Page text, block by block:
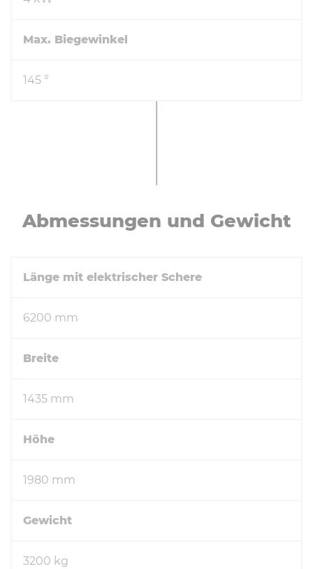
Max. Biegewinkel
145 °
Ab­mes­sun­gen und Gewicht
Länge mit elektrischer Schere
6200 mm
Breite
1435 mm
Höhe
1980 mm
Gewicht
3200 kg